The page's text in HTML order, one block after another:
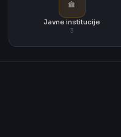
Javne institucije
3